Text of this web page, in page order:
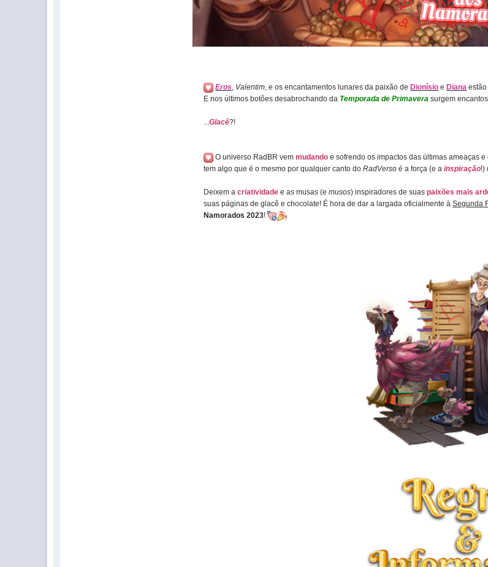
Eros, Valentim, e os encantamentos lunares da paixão de Dionísio e Diana
E nos últimos botões desabrochando da Temporada de Primavera surgem
...Glacê?!
O universo RadBR vemmudando e sofrendo os impactos das últimas ameaças
tem algo que é o mesmo por qualquer canto doRadVerso é a força (e ainspiração!)
Deixem acriatividade e as musas (emusos) inspiradores de suaspaixões mais
suas páginas de glacê e chocolate! É hora de dar a largada oficialmente àSegunda
Namorados 2023!